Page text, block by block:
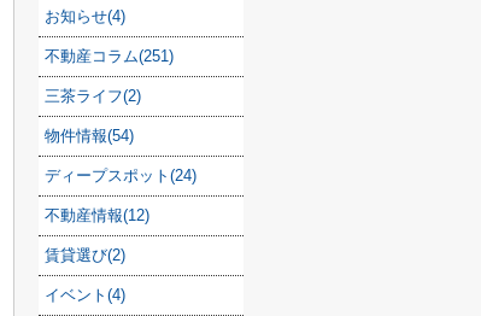
お知らせ(4)
不動産コラム(251)
三茶ライフ(2)
物件情報(54)
ディープスポット(24)
不動産情報(12)
賃貸選び(2)
イベント(4)